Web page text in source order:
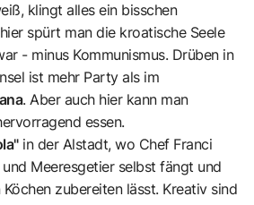
klingt alles ein bisschen
spürt man die kroatische Seele
- minus Kommunismus. Drüben in
ist mehr Party als im
. Aber auch hier kann man
essen.
in der Alstadt, wo Chef Franci
Meeresgetier selbst fängt und
zubereiten lässt. Kreativ sind